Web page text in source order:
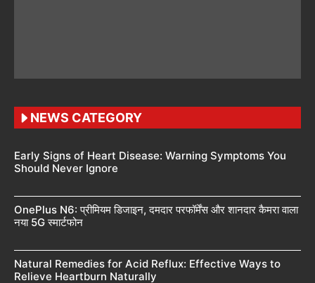
NEWS CATEGORY
Early Signs of Heart Disease: Warning Symptoms You
Should Never Ignore
OnePlus N6: प्रीमियम डिजाइन, दमदार परफॉर्मेंस और शानदार कैमरा वाला
नया 5G स्मार्टफोन
Natural Remedies for Acid Reflux: Effective Ways to
Relieve Heartburn Naturally